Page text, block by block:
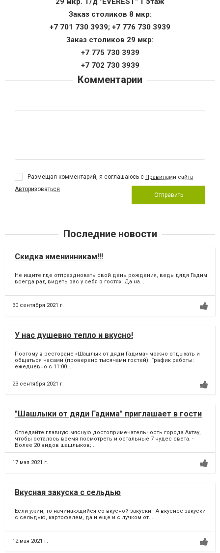
Заказ столиков 8 мкр:
+7 701 730 3939; +7 776 730 3939
Заказ столиков 29 мкр:
+7 775 730 3939
+7 702 730 3939
Комментарии
Размещая комментарий, я соглашаюсь с Правилами сайта
Авторизоваться
Отправить
Последние новости
Скидка именинникам!!!
Не ищите где отпраздновать свой день рождения, ведь дядя Гадим
всегда рад видеть вас у себя в гостях! Да на...
30 сентября 2021 г.
У нас душевно тепло и вкусно!
Поэтому в ресторане «Шашлык от дяди Гадима» можно отдыхать и
общаться часами (проверено тысячами гостей). График работы:
ежедневно с 11:00...
23 сентября 2021 г.
"Шашлыки от дяди Гадима" приглашает в гости
Отведайте главную мясную достопримечательность города Актау,
чтобы осталось время посмотреть и остальные 7 чудес света. -
Более 20 видов шашлыков;...
17 мая 2021 г.
Вкусная закуска с сельдью
Если ужин, то начинающийся со вкусной закуски! А вкуснее закуски
с сельдью, картофелем, да и еще и с лучком от...
12 мая 2021 г.